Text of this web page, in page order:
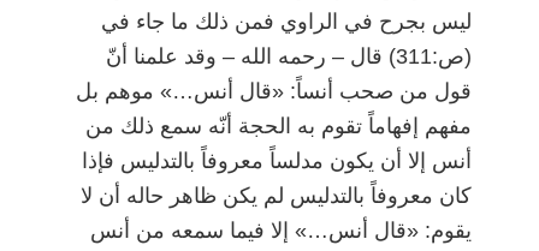
ليس بجرح في الراوي فمن ذلك ما جاء في
(ص:311) قال
– رحمه الله– وقد علمنا أنّ
قول من صحب أنساً: «قال أنس…» موهم بل
مفهم إفهاماً تقوم به الحجة أنّه سمع ذلك من
أنس إلا أن يكون مدلساً معروفاً بالتدليس فإذا
كان معروفاً بالتدليس لم يكن ظاهر حاله أن لا
يقوم: «قال أنس…» إلا فيما سمعه من أنس